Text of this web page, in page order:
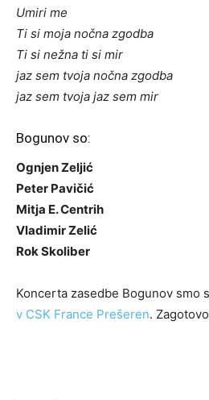
Umiri me
Ti si moja nočna zgodba
Ti si nežna ti si mir
jaz sem tvoja nočna zgodba
jaz sem tvoja jaz sem mir
Bogunov so:
Ognjen Zeljić
Peter Pavičić
Mitja E. Centrih
Vladimir Zelić
Rok Skoliber
Koncerta zasedbe Bogunov smo
v CSK France Prešeren.